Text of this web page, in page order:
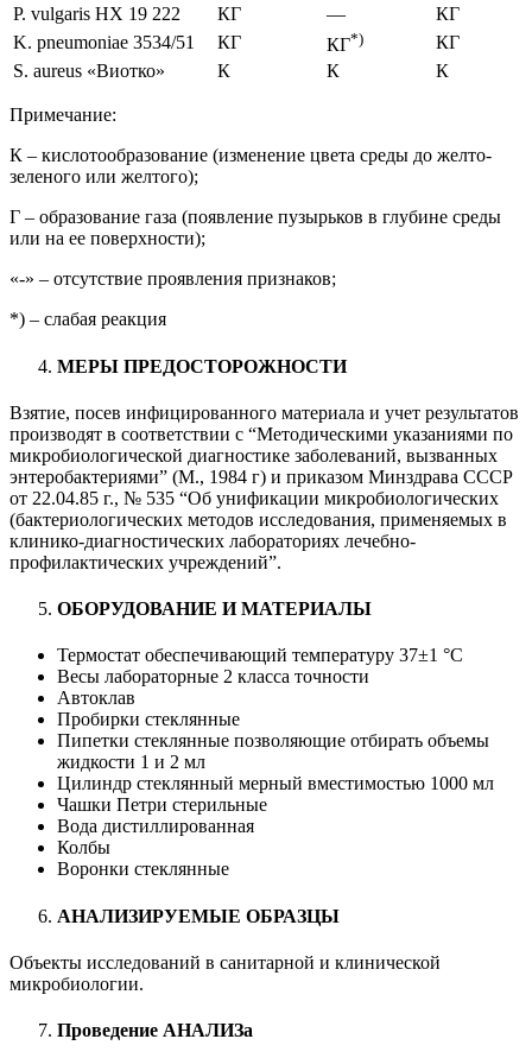
P. vulgaris HX 19 222
КГ —
КГ
K. pneumoniae 3534/51
КГ КГ*)
КГ
S. aureus «Виотко»
К К К
Примечание:
К – кислотообразование (изменение цвета среды до желто-
зеленого или желтого);
Г – образование газа (появление пузырьков в глубине среды
или на ее поверхности);
«-» – отсутствие проявления признаков;
*) – слабая реакция
МЕРЫ ПРЕДОСТОРОЖНОСТИ
Взятие, посев инфицированного материала и учет результатов
производят в соответствии с “Методическими указаниями по
микробиологической диагностике заболеваний, вызванных
энтеробактериями” (М., 1984 г) и приказом Минздрава СССР
от 22.04.85 г., № 535 “Об унификации микробиологических
(бактериологических методов исследования, применяемых в
клинико-диагностических лабораториях лечебно-
профилактических учреждений”.
ОБОРУДОВАНИЕ И МАТЕРИАЛЫ
Термостат обеспечивающий температуру 37±1 °С
Весы лабораторные 2 класса точности
Автоклав
Пробирки стеклянные
Пипетки стеклянные позволяющие отбирать объемы
жидкости 1 и 2 мл
Цилиндр стеклянный мерный вместимостью 1000 мл
Чашки Петри стерильные
Вода дистиллированная
Колбы
Воронки стеклянные
АНАЛИЗИРУЕМЫЕ ОБРАЗЦЫ
Объекты исследований в санитарной и клинической
микробиологии.
Проведение АНАЛИЗа